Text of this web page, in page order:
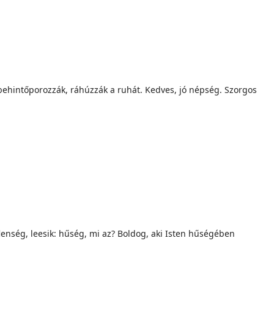
ráhúzzák a ruhát. Kedves, jó népség. Szorgos
leesik: hűség, mi az? Boldog, aki Isten hűségében